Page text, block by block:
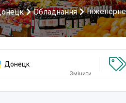
Обладнання
Донецк
Змінити